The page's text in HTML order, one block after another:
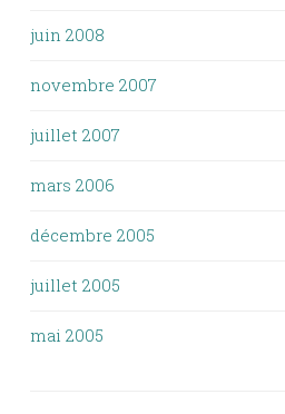
juin 2008
novembre 2007
juillet 2007
mars 2006
décembre 2005
juillet 2005
mai 2005